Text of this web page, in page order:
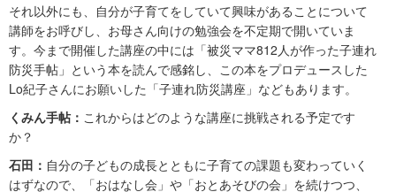
それ以外にも、自分が子育てをしていて興味があることについて
講師をお呼びし、お母さん向けの勉強会を不定期で開いていま
す。今まで開催した講座の中には「被災ママ812人が作った子連れ
防災手帖」という本を読んで感銘し、この本をプロデュースした
Lo紀子さんにお願いした「子連れ防災講座」などもあります。
くみん手帖： これからはどのような講座に挑戦される予定です
か？
石田： 自分の子どもの成長とともに子育ての課題も変わっていく
はずなので、「おはなし会」や「おとあそびの会」を続けつつ、